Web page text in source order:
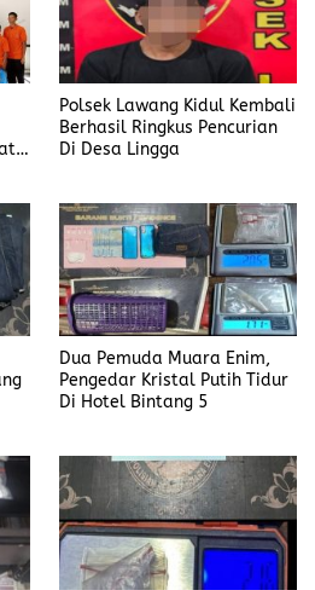
Polsek Lawang Kidul Kembali
Berhasil Ringkus Pencurian
Di Desa Lingga
Dua Pemuda Muara Enim,
Pengedar Kristal Putih Tidur
Di Hotel Bintang 5